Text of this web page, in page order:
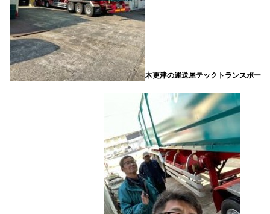
木更津の運送屋テックトランスポー